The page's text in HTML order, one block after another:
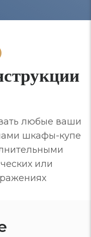
любые ваши
шкафы-купе
или